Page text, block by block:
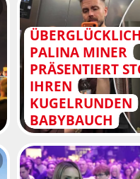
PALINA MINER
PRÄSENTIERT
IHREN
KUGELRUNDEN
BABYBAUCH